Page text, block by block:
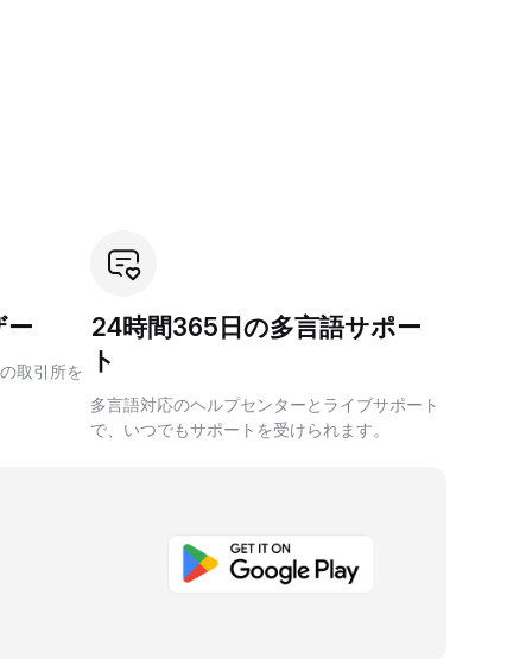
ー
取引所を
24時間365日の多言語サポー
ト
多言語対応のヘルプセンターとライブサポート
で、いつでもサポートを受けられます。